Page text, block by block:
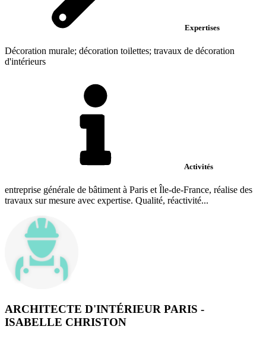
Expertises
Décoration murale; décoration toilettes; travaux de décoration
d'intérieurs
Activités
entreprise générale de bâtiment à Paris et Île-de-France, réalise des
travaux sur mesure avec expertise. Qualité, réactivité...
ARCHITECTE D'INTÉRIEUR PARIS -
ISABELLE CHRISTON